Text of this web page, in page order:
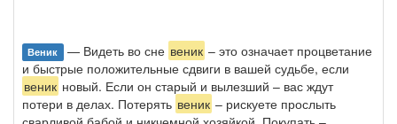
Веник — Видеть во сне веник – это означает процветание
и быстрые положительные сдвиги в вашей судьбе, если
веник новый. Если он старый и вылезший – вас ждут
потери в делах. Потерять веник – рискуете прослыть